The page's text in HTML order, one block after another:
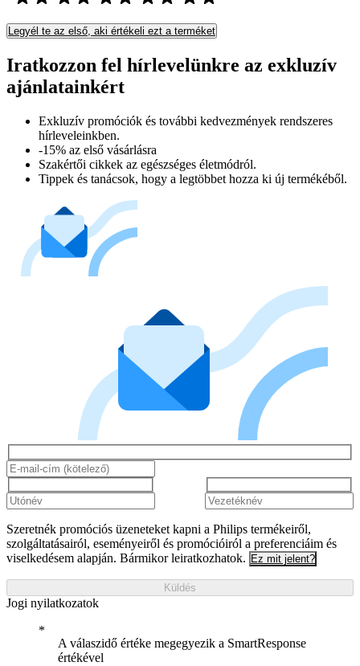
Legyél te az első, aki értékeli ezt a terméket
Iratkozzon fel hírlevelünkre az exkluzív
ajánlatainkért​
Exkluzív promóciók és további kedvezmények rendszeres
hírleveleinkben.
-15% az első vásárlásra
Szakértői cikkek az egészséges életmódról.
Tippek és tanácsok, hogy a legtöbbet hozza ki új termékéből.
Szeretnék promóciós üzeneteket kapni a Philips termékeiről,
szolgáltatásairól, eseményeiről és promócióiról a preferenciáim és
viselkedésem alapján. Bármikor leiratkozhatok. Ez mit jelent?
Küldés
Jogi nyilatkozatok
A válaszidő értéke megegyezik a SmartResponse
értékével